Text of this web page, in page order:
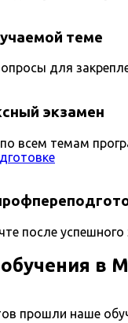
теме
для
экзамен
всем темам
после
в
прошли наше